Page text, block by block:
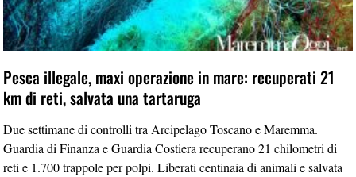
Pesca illegale, maxi operazione in mare: recuperati 21
km di reti, salvata una tartaruga
Due settimane di controlli tra Arcipelago Toscano e Maremma.
Guardia di Finanza e Guardia Costiera recuperano 21 chilometri di
reti e 1.700 trappole per polpi. Liberati centinaia di animali e salvata